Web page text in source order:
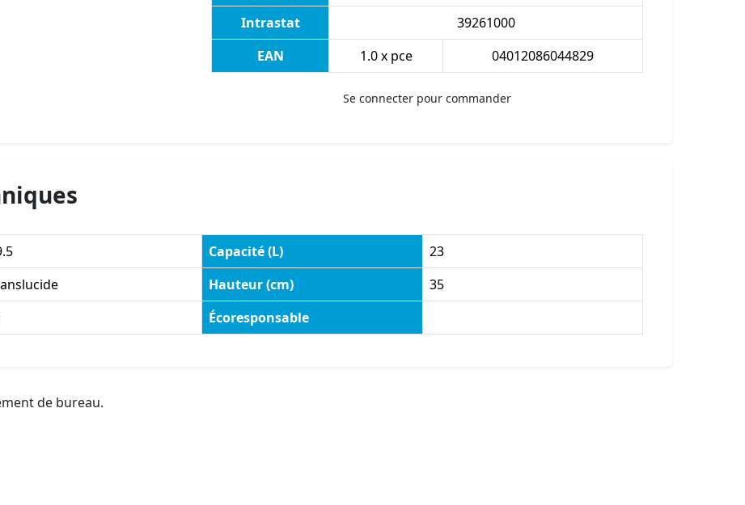
Intrastat
39261000
EAN
1.0 x pce 04012086044829
Se connecter pour commander
Capacité (L)
23
Hauteur (cm)
35
Écoresponsable
de bureau.